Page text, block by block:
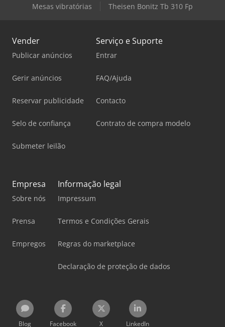
Mesas vibratórias
Theisen Bonitz Tb 310 Fp
Vender
Publicar anúncios
Gerir anúncios
Reservar publicidade
Selo de confiança
Submeter leilão
Serviço e Suporte
Entrar
FAQ/Ajuda
Contacto
Contrato de compra modelo
Empresa
Sobre nós
Prensa
Empregos
Informação legal
Impressum
Termos e Condições Gerais
Regras do marketplace
Declaração de proteção de dados
Blog Facebook X LinkedIn